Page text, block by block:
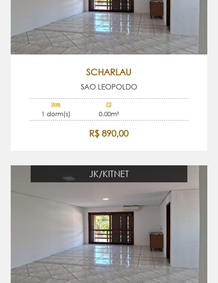
SCHARLAU
SAO LEOPOLDO
1 dorm(s) 0.00m²
R$ 890,00
JK/KITNET